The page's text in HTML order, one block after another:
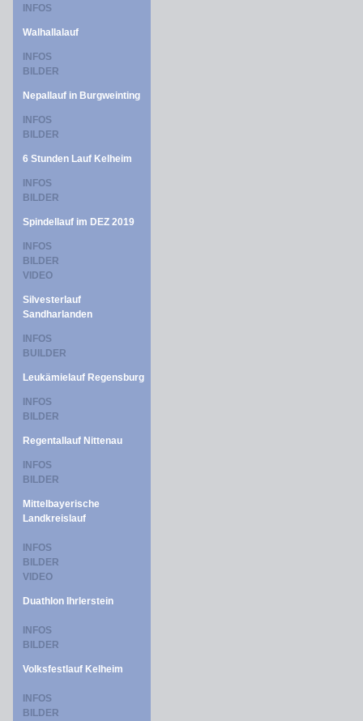
INFOS
Walhallalauf
INFOS
BILDER
Nepallauf in Burgweinting
INFOS
BILDER
6 Stunden Lauf Kelheim
INFOS
BILDER
Spindellauf im DEZ 2019
INFOS
BILDER
VIDEO
Silvesterlauf
Sandharlanden
INFOS
BUILDER
Leukämielauf Regensburg
INFOS
BILDER
Regentallauf Nittenau
INFOS
BILDER
Mittelbayerische
Landkreislauf
INFOS
BILDER
VIDEO
Duathlon Ihrlerstein
INFOS
BILDER
Volksfestlauf Kelheim
INFOS
BILDER